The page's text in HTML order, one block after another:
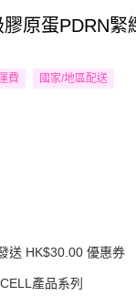
原蛋PDRN緊
費 國家/地區配送
送 HK$30.00 優惠券
產品系列